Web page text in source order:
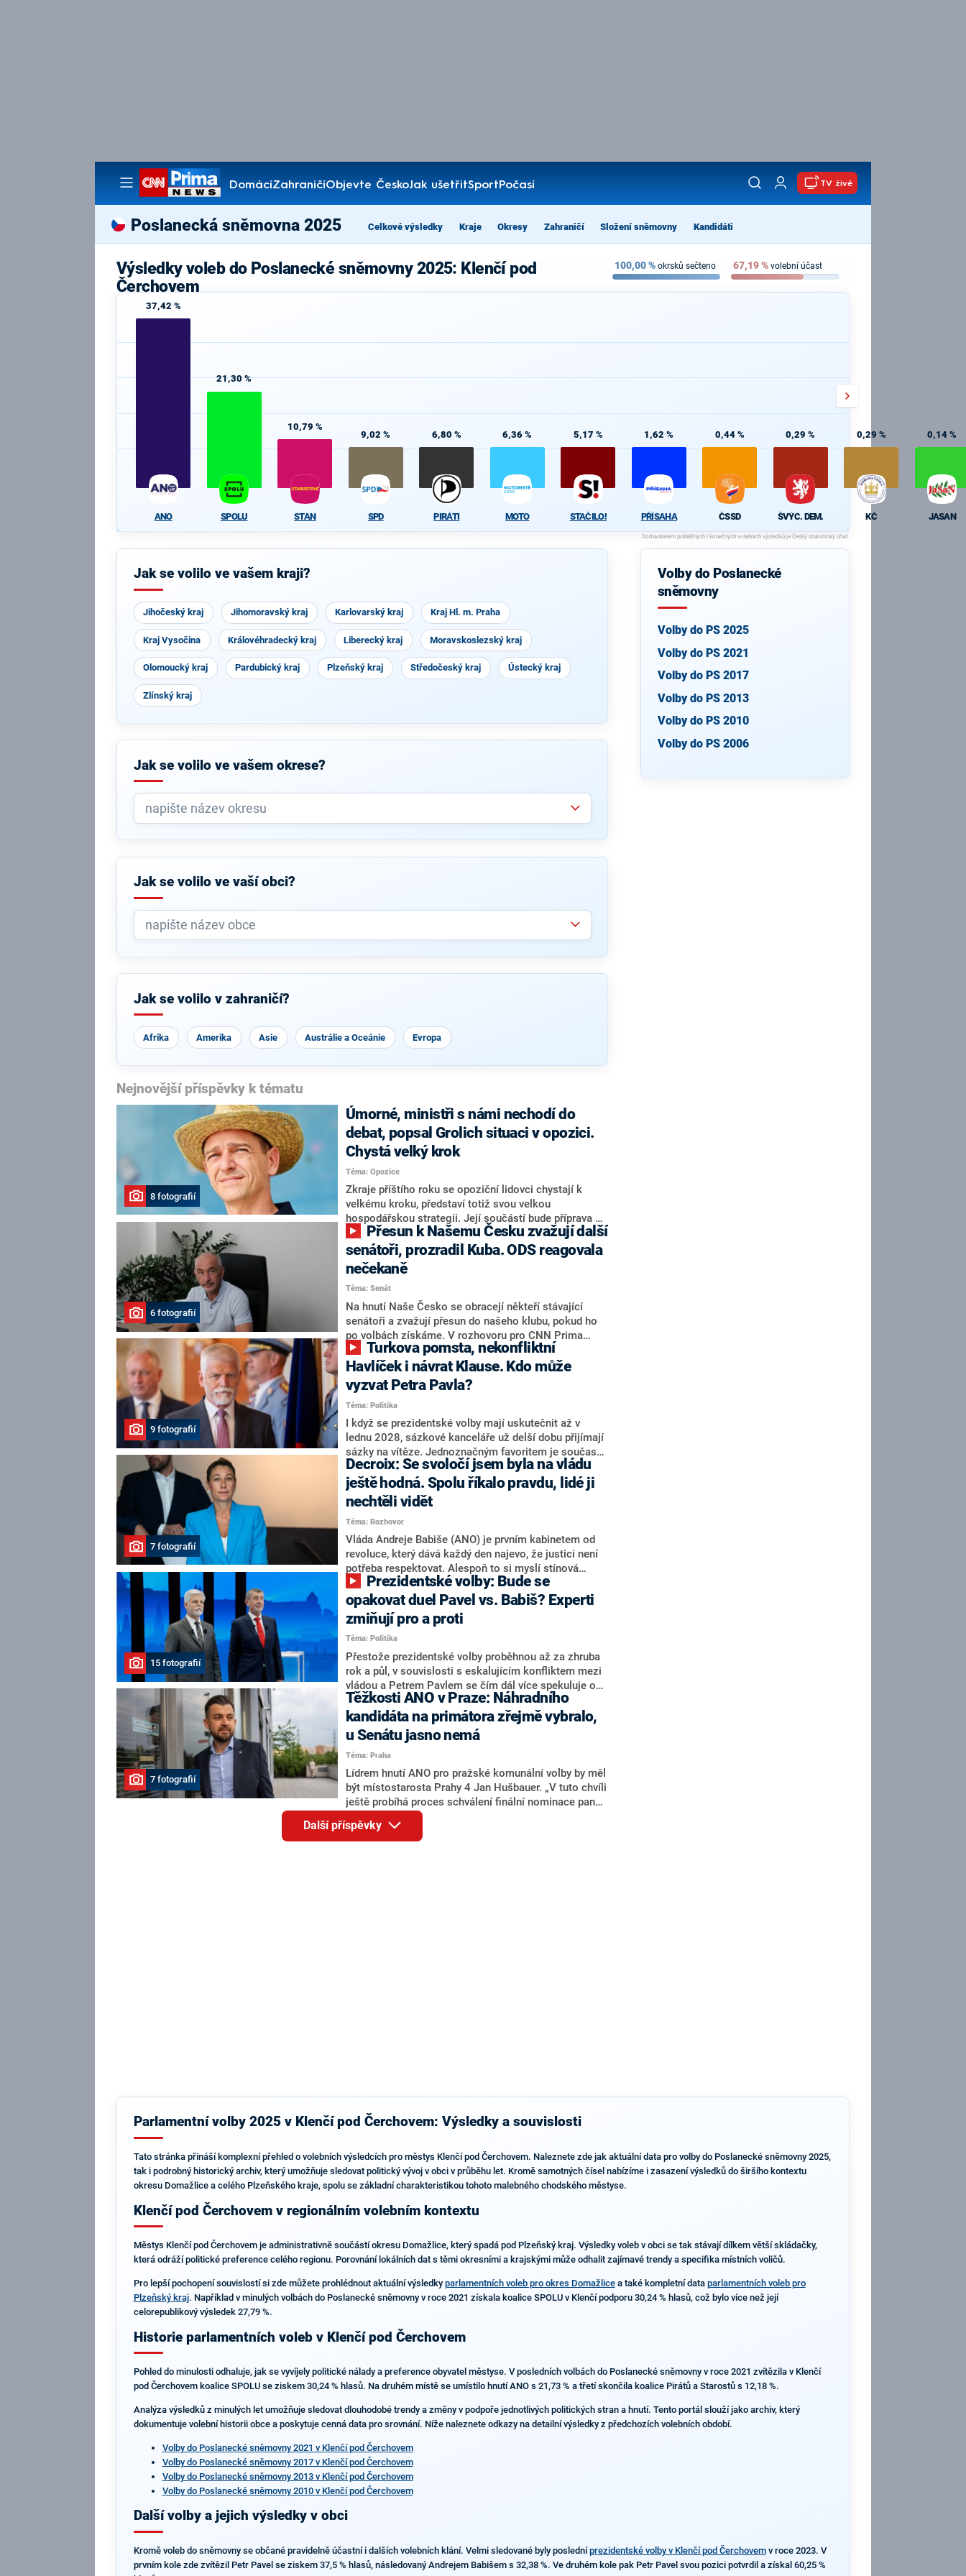
DomácíZahraničíObjevte ČeskoJak ušetřitSportPočasí
Pořady
TV živě
Poslanecká sněmovna 2025 Celkové výsledky Kraje Okresy Zahraničí Složení sněmovny Kandidáti
Výsledky voleb do Poslanecké sněmovny 2025: Klenčí pod
Čerchovem
100,00% okrsků sečteno 67,19% volební účast
37,42 %
ANO
21,30 %
SPOLU
10,79 %
STAN
9,02 %
SPD
6,80 %
PIRÁTI
6,36 %
MOTO
5,17 %
STAČILO!
1,62 %
PŘÍSAHA
0,44 %
ČSSD
0,29 %
ŠVÝC. DEM.
0,29 %
KČ
0,14 %
JASAN
Jak se volilo ve vašem kraji?
Jihočeský kraj Jihomoravský kraj Karlovarský kraj Kraj Hl. m. Praha
Kraj Vysočina Královéhradecký kraj Liberecký kraj Moravskoslezský kraj
Olomoucký kraj Pardubický kraj Plzeňský kraj Středočeský kraj Ústecký kraj
Zlínský kraj
Jak se volilo ve vašem okrese?
Jak se volilo ve vaší obci?
Jak se volilo v zahraničí?
Afrika Amerika Asie Austrálie a Oceánie Evropa
Nejnovější příspěvky k tématu
8 fotografií
Úmorné, ministři s námi nechodí do
debat, popsal Grolich situaci v opozici.
Chystá velký krok
Téma: Opozice
Zkraje příštího roku se opoziční lidovci chystají k
velkému kroku, představí totiž svou velkou
hospodářskou strategii. Její součástí bude příprava na
stárnutí populace, řekl ve středu na setkání s novináři
nový předseda lidovců Jan Grolich. Ten zároveň v
senátních volbách kandiduje ve Vyškově. Popsal i
aktivitu opozice, o níž vládní strany nebo političtí
komentátoři mluví jako o slabé a v defenzivě. „Je to
úmorná práce upozorňovat na chyby vlády. Ministři s
námi navíc nechodí do debat. Chceme ale ukazovat
svoje témata,“ odpověděl Grolich na dotaz CNN Prima
NEWS.
6 fotografií
senátoři, prozradil Kuba. ODS reagovala
nečekaně
Téma: Senát
Na hnutí Naše Česko se obracejí někteří stávající
senátoři a zvažují přesun do našeho klubu, pokud ho
po volbách získáme. V rozhovoru pro CNN Prima
NEWS to řekl zakladatel hnutí a jihočeský hejtman
Martin Kuba. Konkrétní nebyl, ale získat by takto mohl
například senátora Zdeňka Hrabu, který je dnes
součástí klubu ODS a TOP 09. Hraba to na dotaz
redakce nevyloučil. Předseda klubu senátorů ODS
Zdeněk Nytra redakci řekl, že počítá s odchodem
některých senátorů z klubu a že Naše Česko není
nepřítel, ale soupeř.
9 fotografií
Havlíček i návrat Klause. Kdo může
vyzvat Petra Pavla?
Téma: Politika
I když se prezidentské volby mají uskutečnit až v
lednu 2028, sázkové kanceláře už delší dobu přijímají
sázky na vítěze. Jednoznačným favoritem je současná
hlava státu Petr Pavel. Daleko za ním pak bookmakeři
zmiňují dva výrazné politiky ANO, tedy premiéra
Andreje Babiše a ministra průmyslu Karla Havlíčka.
Oblíbeným tipem samotných sázkařů je poslanec za
Motoristy Filip Turek. Politolog Jan Kubáček nicméně
o případné kandidatuře kohokoliv ze zmíněné trojice
značně pochybuje. Podle něj současná koalice dosud
nemá osobu, která by Pavlovi mohla konkurovat.
7 fotografií
Decroix: Se svoločí jsem byla na vládu
ještě hodná. Spolu říkalo pravdu, lidé ji
nechtěli vidět
Téma: Rozhovor
Vláda Andreje Babiše (ANO) je prvním kabinetem od
revoluce, který dává každý den najevo, že justici není
potřeba respektovat. Alespoň to si myslí stínová
ministryně spravedlnosti ODS Eva Decroix. V
rozhovoru pro CNN Prima NEWS si nebrala servítky
ohledně politického výkonu svého nástupce Jeronýma
Tejce (za ANO) či vládní zmocněnkyně pro lidská
práva Taťány Malé (ANO). Označením „svoloč“ na
adresu vlády prý byla ještě hodná. Decroix se také
vrátila k volební porážce koalice Spolu či promluvila o
hnutí Naše Česko Martina Kuby.
15 fotografií
opakovat duel Pavel vs. Babiš? Experti
zmiňují pro a proti
Téma: Politika
Přestože prezidentské volby proběhnou až za zhruba
rok a půl, v souvislosti s eskalujícím konfliktem mezi
vládou a Petrem Pavlem se čím dál více spekuluje o
tom, koho by do bitvy o Hrad mohla vyslat současná
koalice. Někteří političtí komentátoři znovu vytahují
jméno premiéra Andreje Babiše (ANO). Jak moc je
pravděpodobné, že se v prezidentských volbách 2028
bude znovu opakovat souboj z roku 2023?
7 fotografií
Těžkosti ANO v Praze: Náhradního
kandidáta na primátora zřejmě vybralo,
u Senátu jasno nemá
Téma: Praha
Lídrem hnutí ANO pro pražské komunální volby by měl
být místostarosta Prahy 4 Jan Hušbauer. „V tuto chvíli
ještě probíhá proces schválení finální nominace pana
Jana Hušbauera Výborem hnutí ANO,“ uvedl pro
redakci místopředseda pražského ANO Martin
Benkovič. O Hušbauerovi se spekulovalo jako o
Další příspěvky
Volby do Poslanecké
sněmovny
Volby do PS 2025
Volby do PS 2021
Volby do PS 2017
Volby do PS 2013
Volby do PS 2010
Volby do PS 2006
Parlamentní volby 2025 v Klenčí pod Čerchovem: Výsledky a souvislosti
Tato stránka přináší komplexní přehled o volebních výsledcích pro městys Klenčí pod Čerchovem. Naleznete zde jak aktuální data pro volby do Poslanecké sněmovny 2025,
tak i podrobný historický archiv, který umožňuje sledovat politický vývoj v obci v průběhu let. Kromě samotných čísel nabízíme i zasazení výsledků do širšího kontextu
okresu Domažlice a celého Plzeňského kraje, spolu se základní charakteristikou tohoto malebného chodského městyse.
Klenčí pod Čerchovem v regionálním volebním kontextu
Městys Klenčí pod Čerchovem je administrativně součástí okresu Domažlice, který spadá pod Plzeňský kraj. Výsledky voleb v obci se tak stávají dílkem větší skládačky,
která odráží politické preference celého regionu. Porovnání lokálních dat s těmi okresními a krajskými může odhalit zajímavé trendy a specifika místních voličů.
Pro lepší pochopení souvislostí si zde můžete prohlédnout aktuální výsledky parlamentních voleb pro okres Domažlicea také kompletní data parlamentních voleb pro
Plzeňský kraj. Například v minulých volbách do Poslanecké sněmovny v roce 2021 získala koalice SPOLU v Klenčí podporu 30,24 % hlasů, což bylo více než její
celorepublikový výsledek 27,79 %.
Historie parlamentních voleb v Klenčí pod Čerchovem
Pohled do minulosti odhaluje, jak se vyvíjely politické nálady a preference obyvatel městyse. V posledních volbách do Poslanecké sněmovny v roce 2021 zvítězila v Klenčí
pod Čerchovem koalice SPOLU se ziskem 30,24 % hlasů. Na druhém místě se umístilo hnutí ANO s 21,73 % a třetí skončila koalice Pirátů a Starostů s 12,18 %.
Analýza výsledků z minulých let umožňuje sledovat dlouhodobé trendy a změny v podpoře jednotlivých politických stran a hnutí. Tento portál slouží jako archiv, který
dokumentuje volební historii obce a poskytuje cenná data pro srovnání. Níže naleznete odkazy na detailní výsledky z předchozích volebních období.
Volby do Poslanecké sněmovny 2021 v Klenčí pod Čerchovem
Volby do Poslanecké sněmovny 2017 v Klenčí pod Čerchovem
Volby do Poslanecké sněmovny 2013 v Klenčí pod Čerchovem
Volby do Poslanecké sněmovny 2010 v Klenčí pod Čerchovem
Další volby a jejich výsledky v obci
Kromě voleb do sněmovny se občané pravidelně účastní i dalších volebních klání. Velmi sledované byly posledníprezidentské volby v Klenčí pod Čerchovemv roce 2023. V
prvním kole zde zvítězil Petr Pavel se ziskem 37,5 % hlasů, následovaný Andrejem Babišem s 32,38 %. Ve druhém kole pak Petr Pavel svou pozici potvrdil a získal 60,25 %